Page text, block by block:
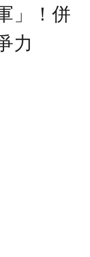
」！併
力